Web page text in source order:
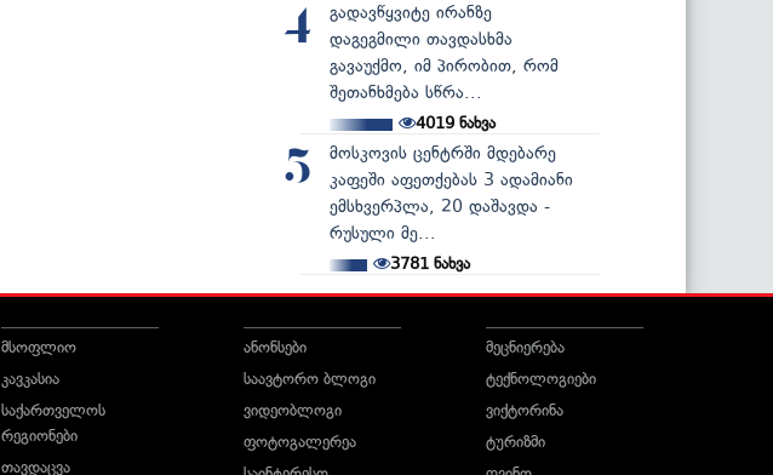
4
გადავწყვიტე ირანზე
დაგეგმილი თავდასხმა
გავაუქმო, იმ პირობით, რომ
შეთანხმება სწრა...
4019ნახვა
5
მოსკოვის ცენტრში მდებარე
კაფეში აფეთქებას 3 ადამიანი
ემსხვერპლა, 20 დაშავდა -
რუსული მე...
3781 ნახვა
მსოფლიო
კავკასია
საქართველოს
რეგიონები
თავდაცვა
ანონსები
საავტორო ბლოგი
ვიდეობლოგი
ფოტოგალერეა
მეცნიერება
ტექნოლოგიები
ვიქტორინა
ტურიზმი